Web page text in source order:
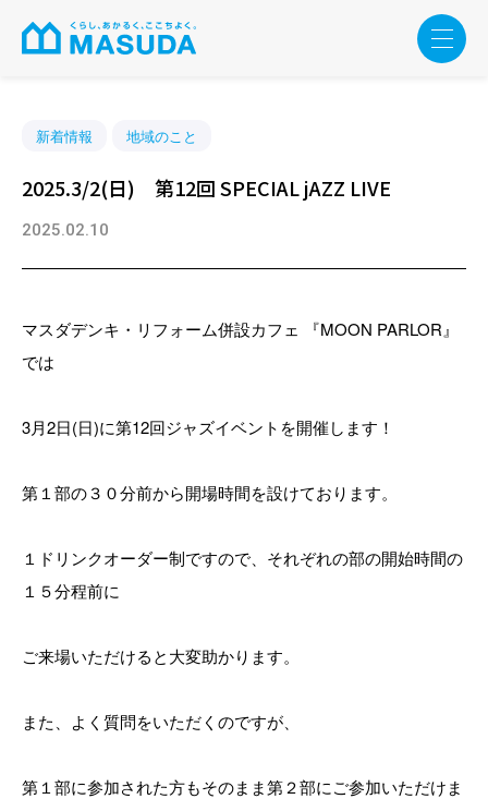
新着情報 地域のこと
2025.3/2(日) 第12回 SPECIAL jAZZ LIVE
2025.02.10
マスダデンキ・リフォーム併設カフェ 『MOON PARLOR』
では
3月2日(日)に第12回ジャズイベントを開催します！
第１部の３０分前から開場時間を設けております。
１ドリンクオーダー制ですので、それぞれの部の開始時間の
１５分程前に
ご来場いただけると大変助かります。
また、よく質問をいただくのですが、
第１部に参加された方もそのまま第２部にご参加いただけま